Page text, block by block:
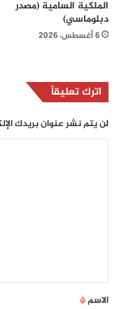
الملكية السامية (مصدر
دبلوماسي)
6 أغسطس، 2026
اترك تعليقاً
لن يتم نشر عنوان بريدك
*
الاسم*